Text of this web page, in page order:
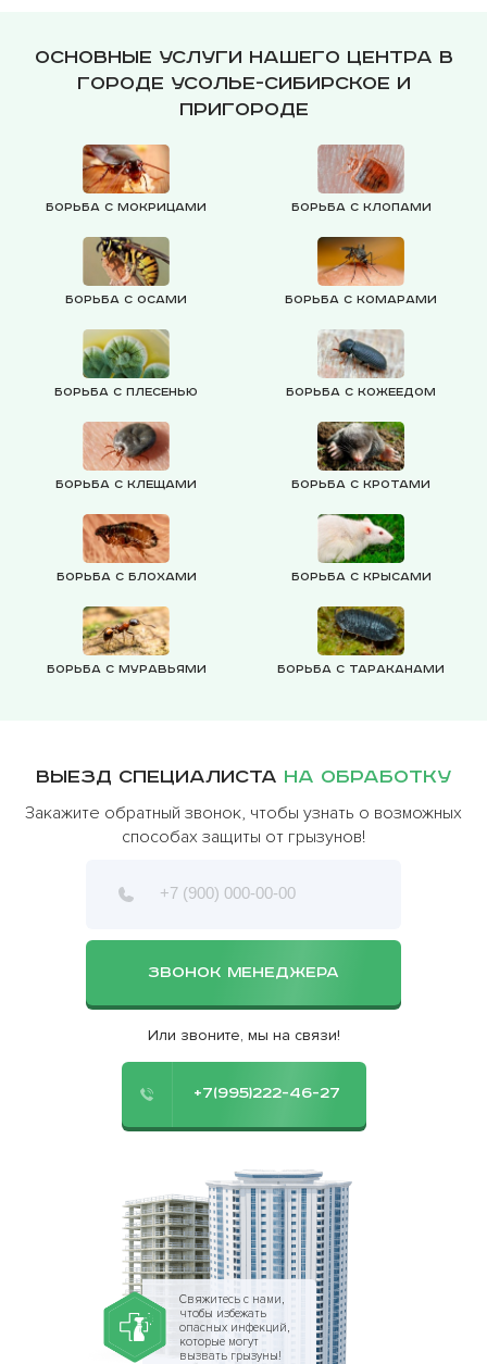
Основные услуги нашего центра в
городе Усолье-Сибирское и
пригороде
Борьба с мокрицами Борьба с клопами
Борьба с осами Борьба с комарами
Борьба с плесенью Борьба с кожеедом
Борьба с клещами Борьба с кротами
Борьба с блохами Борьба с крысами
Борьба с муравьями Борьба с тараканами
Выезд специалиста на обработку
Закажите обратный звонок, чтобы узнать о возможных
способах защиты от грызунов!
ЗВОНОК МЕНЕДЖЕРА
Или звоните, мы на связи!
+7(995)222-46-27
Свяжитесь с нами,
чтобы избежать
опасных инфекций,
которые могут
вызвать грызуны!